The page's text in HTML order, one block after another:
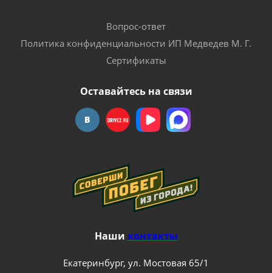
Вопрос-ответ
Политика конфиденциальности ИП Медведев М. Г.
Сертификаты
Оставайтесь на связи
Наши контакты
Екатеринбург, ул. Мостовая 65/1